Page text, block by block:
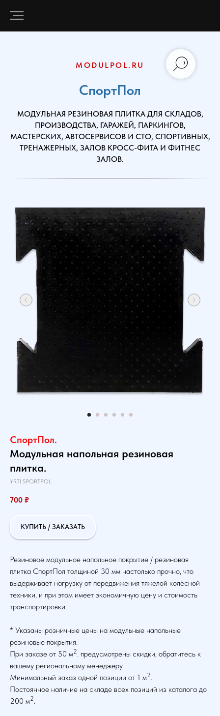
MODULPOL.RU
СпортПол
МОДУЛЬНАЯ РЕЗИНОВАЯ ПЛИТКА ДЛЯ СКЛАДОВ,
ПРОИЗВОДСТВА, ГАРАЖЕЙ, ПАРКИНГОВ,
МАСТЕРСКИХ, АВТОСЕРВИСОВ И СТО, СПОРТИВНЫХ,
ТРЕНАЖЕРНЫХ, ЗАЛОВ КРОСС-ФИТА И ФИТНЕС
ЗАЛОВ.
СпортПол.
Модульная напольная резиновая
плитка.
YRTI SPORTPOL
700 ₽
КУПИТЬ / ЗАКАЗАТЬ
Резиновое модульное напольное покрытие / резиновая
плитка СпортПол толщиной 30 мм настолько прочно, что
выдерживает нагрузку от передвижения тяжелой колёсной
техники, и при этом имеет экономичную цену и стоимость
транспортировки.
* Указаны розничные цены на модульные напольные
резиновые покрытия.
При заказе от 50 м2. предусмотрены скидки, обратитесь к
вашему региональному менеджеру.
Минимальный заказ одной позиции от 1 м2.
Постоянное наличие на складе всех позиций из каталога до
200 м2.